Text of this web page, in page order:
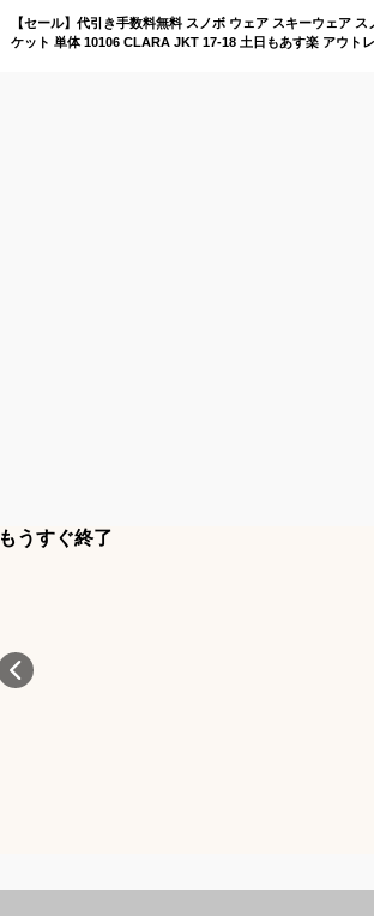
【セール】代引き手数料無料 スノボ ウェア スキーウェア
ケット 単体 10106 CLARA JKT 17-18 土日もあす楽 アウト
もうすぐ終了